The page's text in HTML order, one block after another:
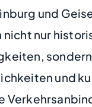
und
nur
und